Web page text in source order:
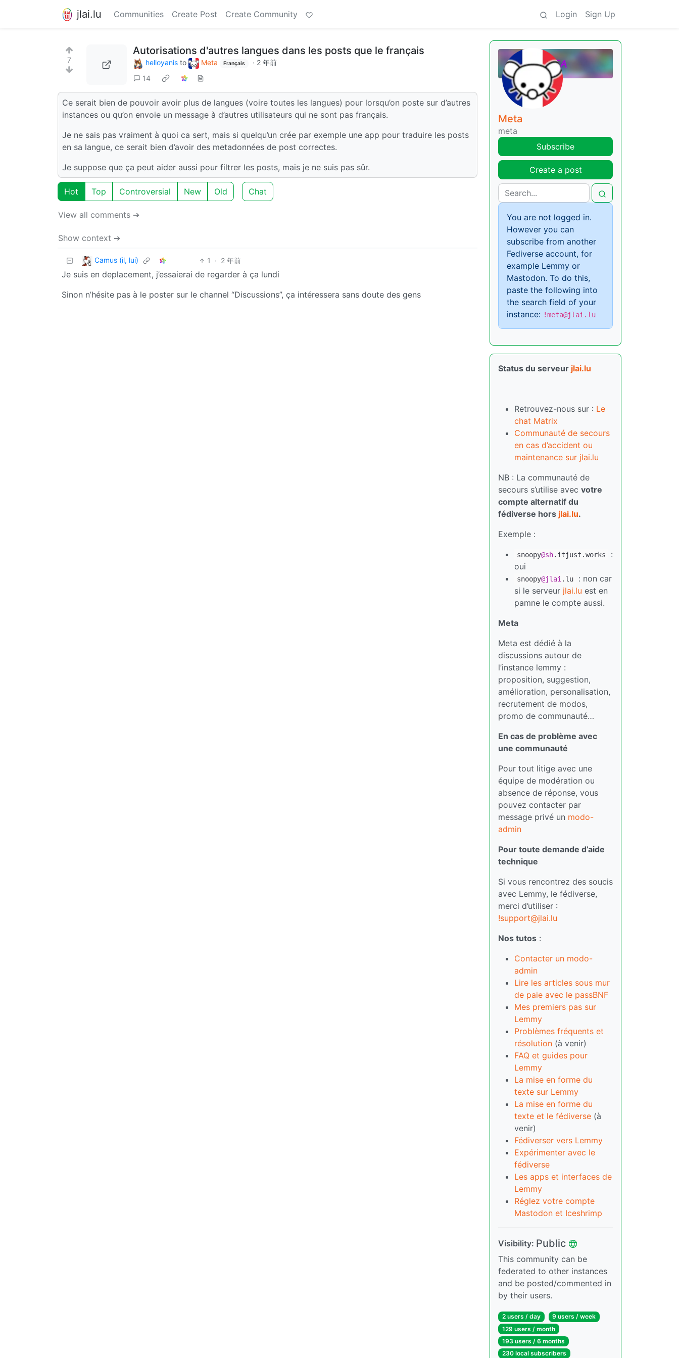
jlai.lu Communities Create Post Create Community Login Sign Up
7
Autorisations d'autres langues dans les posts que le français
helloyanis to Meta Français · 2 年前
14
Ce serait bien de pouvoir avoir plus de langues (voire toutes les langues) pour lorsqu’on poste sur d’autres
instances ou qu’on envoie un message à d’autres utilisateurs qui ne sont pas français.
Je ne sais pas vraiment à quoi ca sert, mais si quelqu’un crée par exemple une app pour traduire les posts
en sa langue, ce serait bien d’avoir des metadonnées de post correctes.
Je suppose que ça peut aider aussi pour filtrer les posts, mais je ne suis pas sûr.
Hot Top Controversial New Old Chat
View all comments ➔
Show context ➔
Camus (il, lui) 1 · 2 年前
Je suis en deplacement, j’essaierai de regarder à ça lundi
Sinon n’hésite pas à le poster sur le channel “Discussions”, ça intéressera sans doute des gens
Meta
meta
Subscribe
Create a post
You are not logged in.
However you can
subscribe from another
Fediverse account, for
example Lemmy or
Mastodon. To do this,
paste the following into
the search field of your
instance: !meta@jlai.lu
Status du serveur jlai.lu
Retrouvez-nous sur : Le
chat Matrix
Communauté de secours
en cas d’accident ou
maintenance sur jlai.lu
NB : La communauté de
secours s’utilise avec votre
compte alternatif du
fédiverse hors jlai.lu.
Exemple :
snoopy@sh.itjust.works
:
oui
snoopy@jlai.lu
: non car
si le serveur jlai.lu est en
pamne le compte aussi.
Meta
Meta est dédié à la
discussions autour de
l’instance lemmy :
proposition, suggestion,
amélioration, personalisation,
recrutement de modos,
promo de communauté…
En cas de problème avec
une communauté
Pour tout litige avec une
équipe de modération ou
absence de réponse, vous
pouvez contacter par
message privé un modo-
admin
Pour toute demande d’aide
technique
Si vous rencontrez des soucis
avec Lemmy, le fédiverse,
merci d’utiliser :
!support@jlai.lu
Nos tutos :
Contacter un modo-
admin
Lire les articles sous mur
de paie avec le passBNF
Mes premiers pas sur
Lemmy
Problèmes fréquents et
résolution (à venir)
FAQ et guides pour
Lemmy
La mise en forme du
texte sur Lemmy
La mise en forme du
texte et le fédiverse (à
venir)
Fédiverser vers Lemmy
Expérimenter avec le
fédiverse
Les apps et interfaces de
Lemmy
Réglez votre compte
Mastodon et Iceshrimp
Visibility: Public
This community can be
federated to other instances
and be posted/commented in
by their users.
2 users / day
9 users / week
129 users / month
193 users / 6 months
230 local subscribers